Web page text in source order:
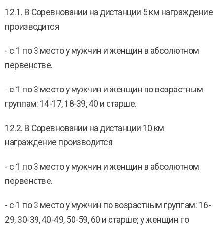
12.1. В Соревновании на дистанции 5 км награждение
производится
- с 1 по 3 место у мужчин и женщин в абсолютном
первенстве.
- с 1 по 3 место у мужчин и женщин по возрастным
группам: 14-17, 18-39, 40 и старше.
12.2. В Соревновании на дистанции 10 км
награждение производится
- с 1 по 3 место у мужчин и женщин в абсолютном
первенстве.
- с 1 по 3 место у мужчин по возрастным группам: 16-
29, 30-39, 40-49, 50-59, 60 и старше; у женщин по